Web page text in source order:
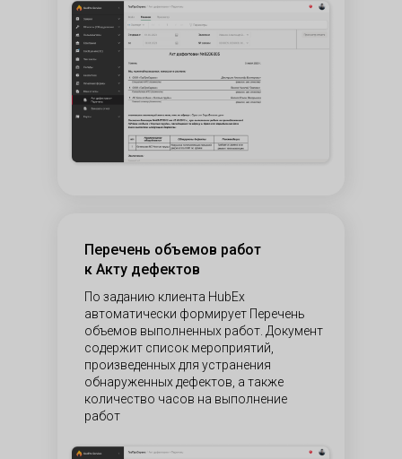
По заданию клиента HubEx
автоматически формирует Перечень
объемов выполненных работ. Документ
содержит список мероприятий,
произведенных для устранения
обнаруженных дефектов, а также
количество часов на выполнение
работ
Перечень объемов работ
к Акту дефектов